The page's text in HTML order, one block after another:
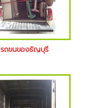
รถขนของธัญบุรี